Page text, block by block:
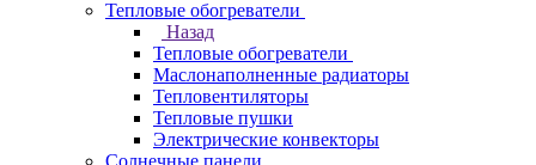
Тепловые обогреватели
Назад
Тепловые обогреватели
Маслонаполненные радиаторы
Тепловентиляторы
Тепловые пушки
Электрические конвекторы
Солнечные панели